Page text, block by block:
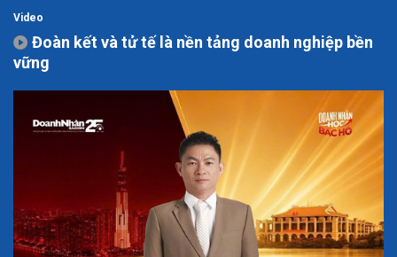
Video
Đoàn kết và tử tế là nền tảng doanh nghiệp bền
vững